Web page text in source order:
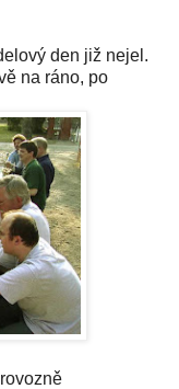
den již nejel.
na ráno, po